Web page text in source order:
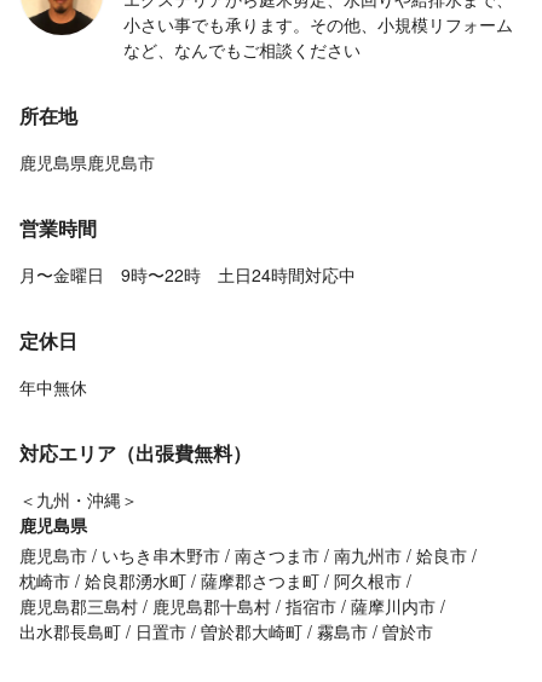
小さい事でも承ります。その他、小規模リフォーム
など、なんでもご相談ください
所在地
鹿児島県鹿児島市
営業時間
月〜金曜日 9時〜22時 土日24時間対応中
定休日
年中無休
対応エリア（出張費無料）
＜九州・沖縄＞
鹿児島県
鹿児島市
いちき串木野市 南さつま市 南九州市 姶良市
枕崎市 姶良郡湧水町 薩摩郡さつま町 阿久根市
鹿児島郡三島村
鹿児島郡十島村 指宿市 薩摩川内市
出水郡長島町
日置市 曽於郡大崎町 霧島市 曽於市